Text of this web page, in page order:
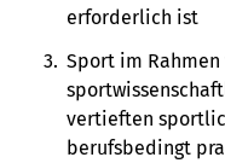
erforderlich ist
Sport im
vertieften
berufsbedingt